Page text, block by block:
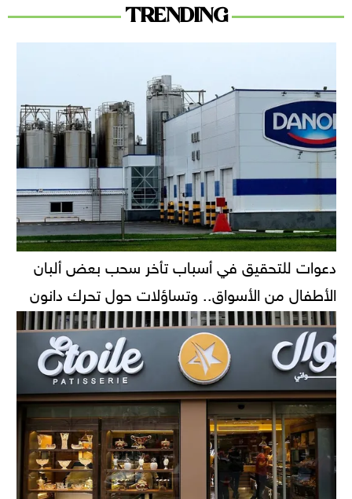
TRENDING
دعوات للتحقيق في أسباب تأخر سحب بعض ألبان
الأطفال من الأسواق.. وتساؤلات حول تحرك دانون